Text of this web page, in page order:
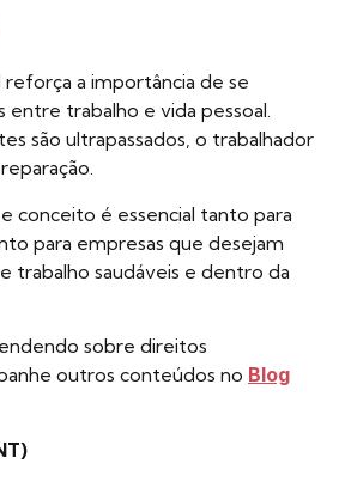
a importância de se
entre trabalho e vida pessoal.
são ultrapassados, o trabalhador
conceito é essencial tanto para
para empresas que desejam
trabalho saudáveis e dentro da
sobre direitos
outros conteúdos no Blog